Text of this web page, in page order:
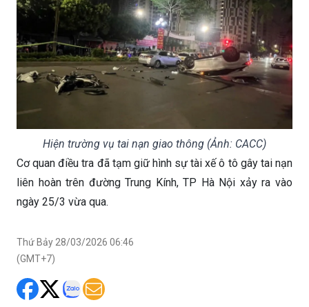
Cơ quan điều tra đã tạm giữ hình sự tài xế ô tô gây tai nạn
liên hoàn trên đường Trung Kính, TP Hà Nội xảy ra vào
ngày 25/3 vừa qua.
Thứ Bảy 28/03/2026 06:46
Tài xế gây ra vụ tai nạn là Vũ Quang Chiến